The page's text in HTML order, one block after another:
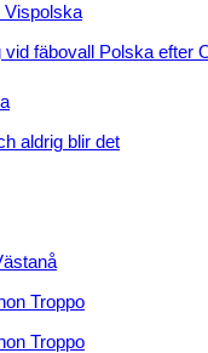
Vispolska
vid fäbovall Polska efter
aldrig blir det
Troppo
Troppo